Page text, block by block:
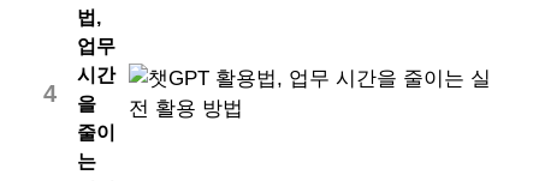
4
법,
업무
시간
을
줄이
는